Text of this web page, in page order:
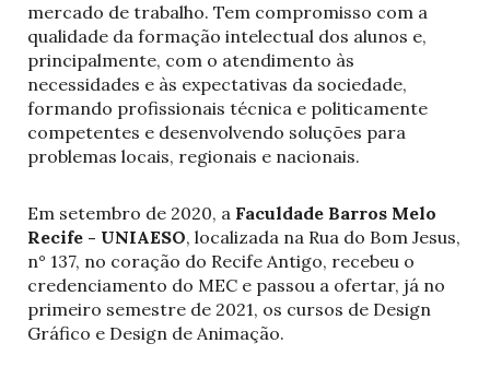
mercado de trabalho. Tem compromisso com a
qualidade da formação intelectual dos alunos e,
principalmente, com o atendimento às
necessidades e às expectativas da sociedade,
formando profissionais técnica e politicamente
competentes e desenvolvendo soluções para
problemas locais, regionais e nacionais.
Em setembro de 2020, a Faculdade Barros Melo
Recife - UNIAESO, localizada na Rua do Bom Jesus,
n° 137, no coração do Recife Antigo, recebeu o
credenciamento do MEC e passou a ofertar, já no
primeiro semestre de 2021, os cursos de Design
Gráfico e Design de Animação.